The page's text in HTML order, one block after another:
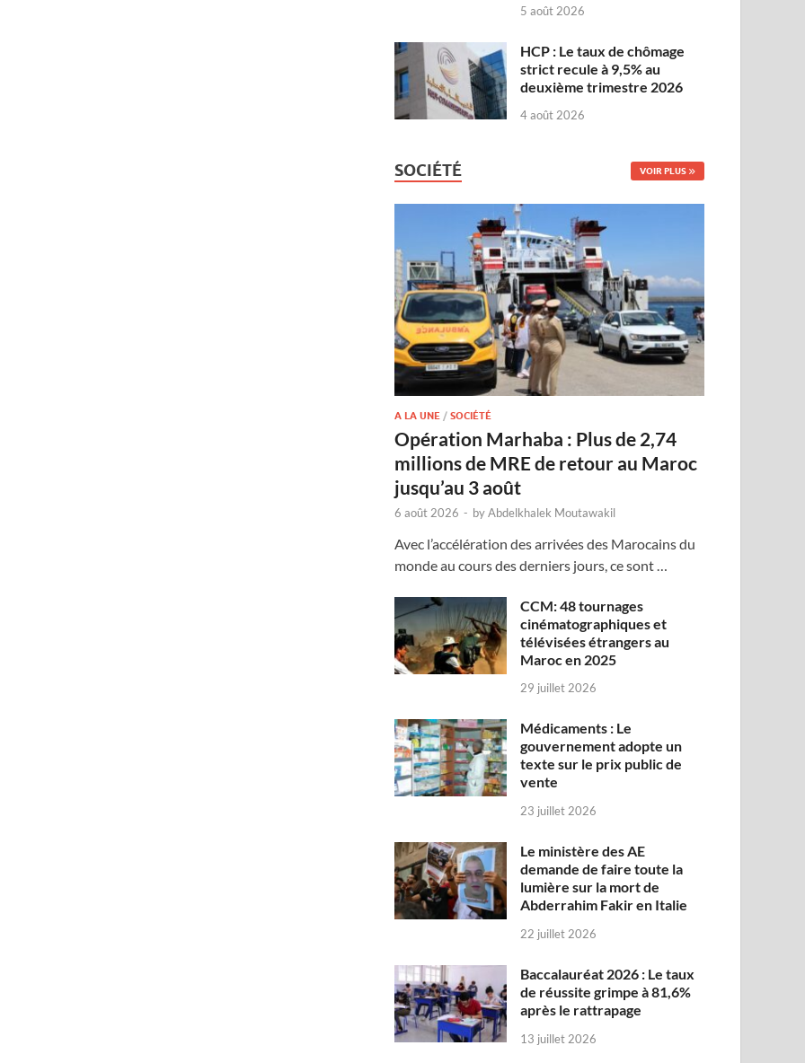
5 août 2026
HCP : Le taux de chômage
strict recule à 9,5% au
deuxième trimestre 2026
4 août 2026
SOCIÉTÉ VOIR PLUS
A LA UNE /SOCIÉTÉ
Opération Marhaba : Plus de 2,74
millions de MRE de retour au Maroc
jusqu’au 3 août
6 août 2026 - byAbdelkhalek Moutawakil
Avec l’accélération des arrivées des Marocains du
monde au cours des derniers jours, ce sont …
CCM: 48 tournages
cinématographiques et
télévisées étrangers au
Maroc en 2025
29 juillet 2026
Médicaments : Le
gouvernement adopte un
texte sur le prix public de
vente
23 juillet 2026
Le ministère des AE
demande de faire toute la
lumière sur la mort de
Abderrahim Fakir en Italie
22 juillet 2026
Baccalauréat 2026 : Le taux
de réussite grimpe à 81,6%
après le rattrapage
13 juillet 2026